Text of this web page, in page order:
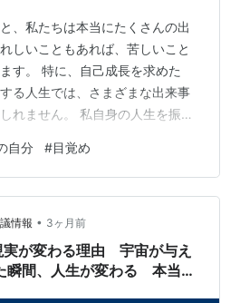
、私たちは本当にたくさんの出
しいこともあれば、苦しいこと
す。 特に、自己成長を求めた
る人生では、さまざまな出来事
れません。 私自身の人生を振り
ど、言葉では語り尽くせないこ
方で、人とのご縁に恵まれ、苦
助けられたり、ぎりぎりのとこ
も何度もあります。 嫌なこと、
もたくさんありました。では、
えてきたのかというと、…
自分 #目覚め
情報 • 3ヶ月前
が変わる理由 宇宙が与え